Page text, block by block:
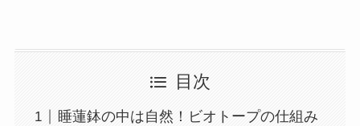
目次
睡蓮鉢の中は自然！ビオトープの仕組み